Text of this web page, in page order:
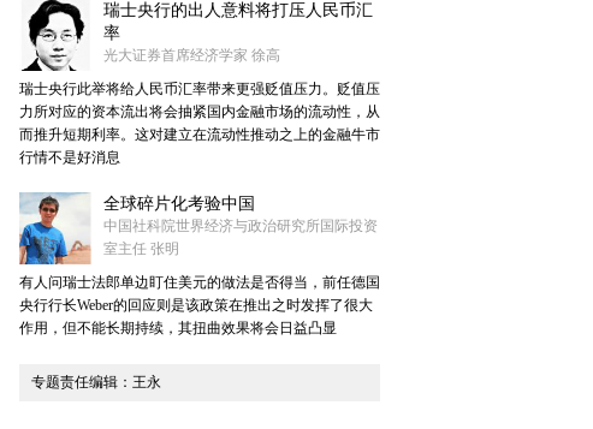
瑞士央行的出人意料将打压人民币汇
率
光大证券首席经济学家 徐高
瑞士央行此举将给人民币汇率带来更强贬值压力。贬值压
力所对应的资本流出将会抽紧国内金融市场的流动性，从
而推升短期利率。这对建立在流动性推动之上的金融牛市
行情不是好消息
全球碎片化考验中国
中国社科院世界经济与政治研究所国际投资
室主任 张明
有人问瑞士法郎单边盯住美元的做法是否得当，前任德国
央行行长Weber的回应则是该政策在推出之时发挥了很大
作用，但不能长期持续，其扭曲效果将会日益凸显
专题责任编辑：王永